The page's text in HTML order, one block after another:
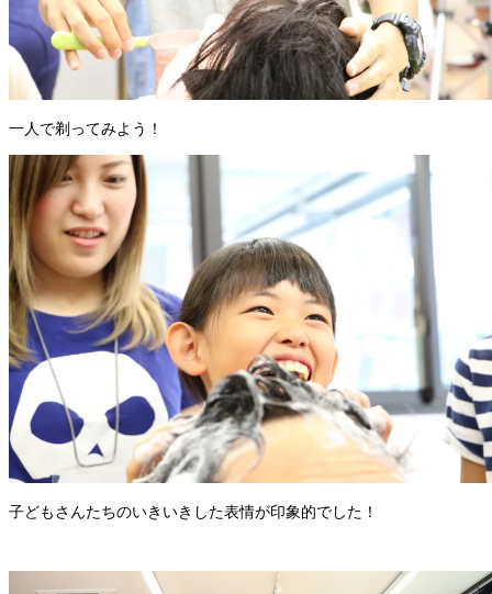
一人で剃ってみよう！
子どもさんたちのいきいきした表情が印象的でした！